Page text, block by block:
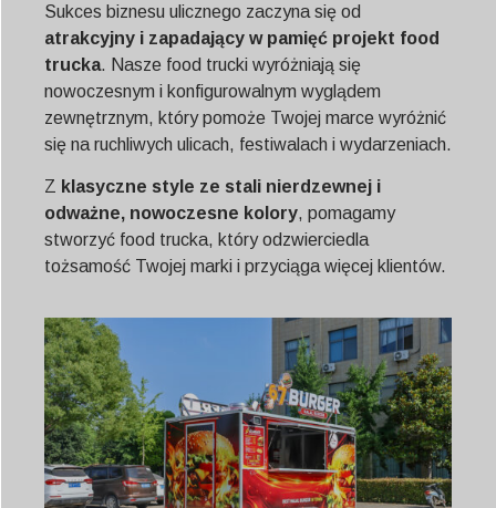
Sukces biznesu ulicznego zaczyna się od
atrakcyjny i zapadający w pamięć projekt food
trucka. Nasze food trucki wyróżniają się
nowoczesnym i konfigurowalnym wyglądem
zewnętrznym, który pomoże Twojej marce wyróżnić
się na ruchliwych ulicach, festiwalach i wydarzeniach.
Z klasyczne style ze stali nierdzewnej i
odważne, nowoczesne kolory, pomagamy
stworzyć food trucka, który odzwierciedla
tożsamość Twojej marki i przyciąga więcej klientów.